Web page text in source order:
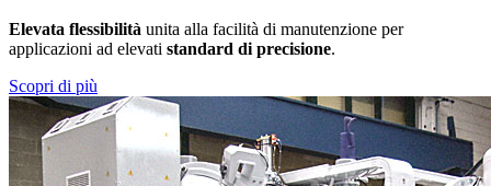
Elevata flessibilità unita alla facilità di manutenzione per
applicazioni ad elevati standard di precisione.
Scopri di più